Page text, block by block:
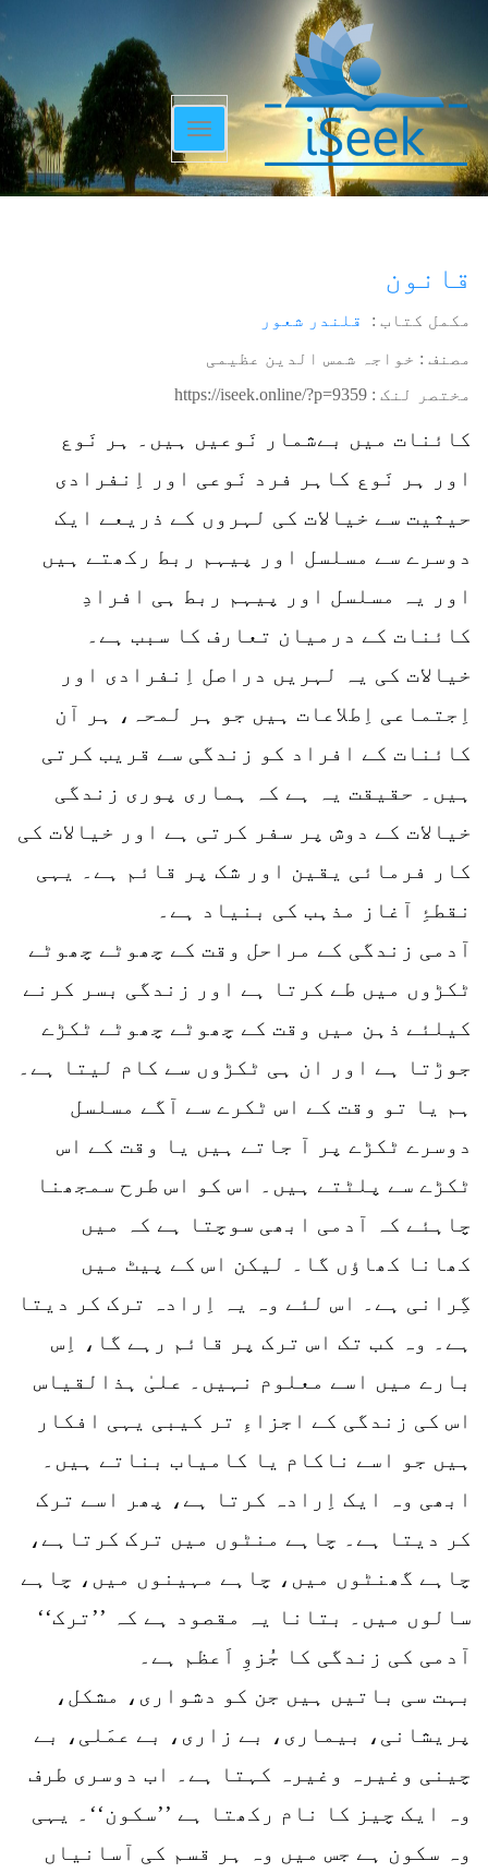
Toggle
navigation
قانون
مکمل کتاب : قلندر شعور
مصنف : خواجہ شمس الدین عظیمی
مختصر لنک : https://iseek.online/?p=9359
کائنات میں بےشمار نَوعیں ہیں۔ ہر نَوع
اور ہر نَوع کاہر فرد نَوعی اور اِنفرادی
حیثیت سے خیالات کی لہروں کے ذریعے ایک
دوسرے سے مسلسل اور پیہم ربط رکھتے ہیں
اور یہ مسلسل اور پیہم ربط ہی افرادِ
کائنات کے درمیان تعارف کا سبب ہے۔
خیالات کی یہ لہریں دراصل اِنفرادی اور
اِجتماعی اِطلاعات ہیں جو ہر لمحہ، ہر آن
کائنات کے افراد کو زندگی سے قریب کرتی
ہیں۔ حقیقت یہ ہے کہ ہماری پوری زندگی
خیالات کے دوش پر سفر کرتی ہے اور خیالات کی
کار فرمائی یقین اور شک پر قائم ہے۔ یہی
نقطۂِ آغاز مذہب کی بنیاد ہے۔
آدمی زندگی کے مراحل وقت کے چھوٹے چھوٹے
ٹکڑوں میں طے کرتا ہے اور زندگی بسر کرنے
کیلئے ذہن میں وقت کے چھوٹے چھوٹے ٹکڑے
جوڑتا ہے اور ان ہی ٹکڑوں سے کام لیتا ہے۔
ہم یا تو وقت کے اس ٹکرے سے آگے مسلسل
دوسرے ٹکڑے پر آ جاتے ہیں یا وقت کے اس
ٹکڑے سے پلٹتے ہیں۔ اس کو اس طرح سمجھنا
چاہئے کہ آدمی ابھی سوچتا ہے کہ میں
کھانا کھاؤں گا۔ لیکن اس کے پیٹ میں
گِرانی ہے۔ اس لئے وہ یہ اِرادہ ترک کر دیتا
ہے۔ وہ کب تک اس ترک پر قائم رہے گا، اِس
بارے میں اسے معلوم نہیں۔ علیٰ ہذالقیاس
اس کی زندگی کے اجزاءِ تر کیبی یہی افکار
ہیں جو اسے ناکام یا کامیاب بناتے ہیں۔
ابھی وہ ایک اِرادہ کرتا ہے، پھر اسے ترک
کر دیتا ہے۔ چاہے منٹوں میں ترک کرتاہے،
چاہے گھنٹوں میں، چاہے مہینوں میں، چاہے
سالوں میں۔ بتانا یہ مقصود ہے کہ ’’ترک‘‘
آدمی کی زندگی کا جُزوِ اَعظم ہے۔
بہت سی باتیں ہیں جن کو دشواری، مشکل،
پریشانی، بیماری، بے زاری، بے عمَلی، بے
چینی وغیرہ وغیرہ کہتا ہے۔ اب دوسری طرف
وہ ایک چیز کا نام رکھتا ہے ’’سکون‘‘۔ یہی
وہ سکون ہے جس میں وہ ہر قسم کی آسانیاں